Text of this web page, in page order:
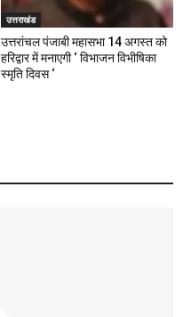
उत्तराखंड
उत्तरांचल पंजाबी महासभा 14 अगस्त को
हरिद्वार में मनाएगी ‘ विभाजन विभीषिका
स्मृति दिवस ‘